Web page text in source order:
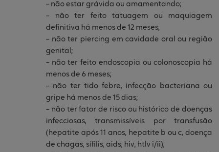
– não estar grávida ou amamentando;
– não ter feito tatuagem ou maquiagem
definitiva há menos de 12 meses;
– não ter piercing em cavidade oral ou região
genital;
– não ter feito endoscopia ou colonoscopia há
menos de 6 meses;
– não ter tido febre, infecção bacteriana ou
gripe há menos de 15 dias;
– não ter fator de risco ou histórico de doenças
infecciosas, transmissíveis por transfusão
(hepatite após 11 anos, hepatite b ou c, doença
de chagas, sífilis, aids, hiv, htlv i/ii);